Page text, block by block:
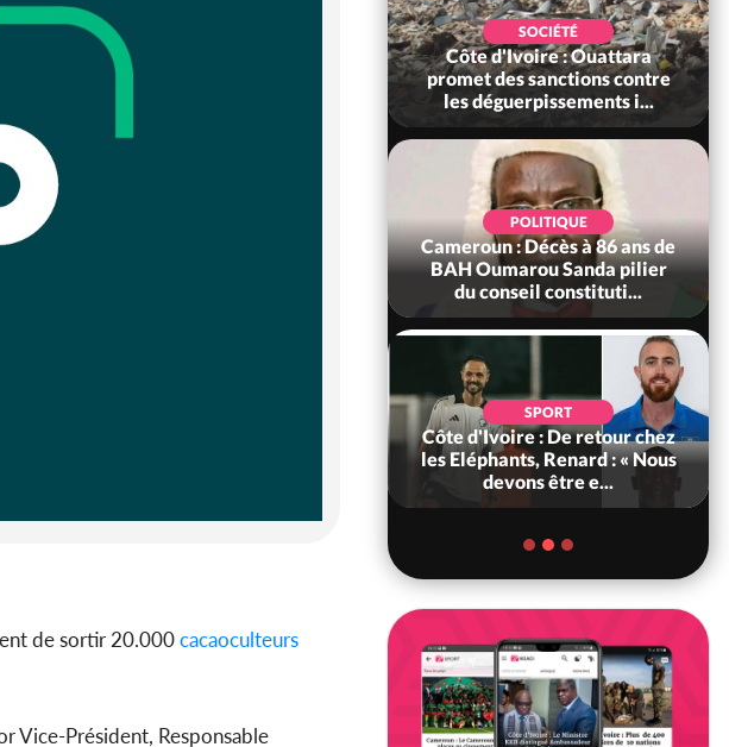
de sortir 20.000cacaoculteurs
Vice-Président, Responsable
Côte d'Ivoire : Après le pari
réussi du 66e anniversaire,
SOCIÉTÉ
Côte d'Ivoire : Ouattara
promet des sanctions contre
les déguerpissements i...
POLITIQUE
Cameroun : Décès à 86 ans de
BAH Oumarou Sanda pilier
du conseil constituti...
SPORT
Côte d'Ivoire : De retour chez
les Eléphants, Renard : « Nous
devons être e...